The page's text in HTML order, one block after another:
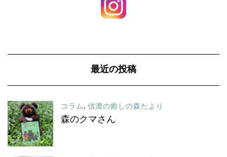
最近の投稿
コラム, 信濃の癒しの森たより
森のクマさん